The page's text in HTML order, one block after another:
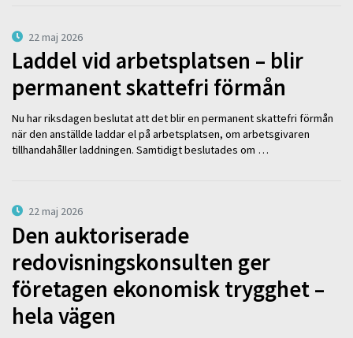
22 maj 2026
Laddel vid arbetsplatsen – blir
permanent skattefri förmån
Nu har riksdagen beslutat att det blir en permanent skattefri förmån
när den anställde laddar el på arbetsplatsen, om arbetsgivaren
tillhandahåller laddningen. Samtidigt beslutades om …
22 maj 2026
Den auktoriserade
redovisningskonsulten ger
företagen ekonomisk trygghet –
hela vägen